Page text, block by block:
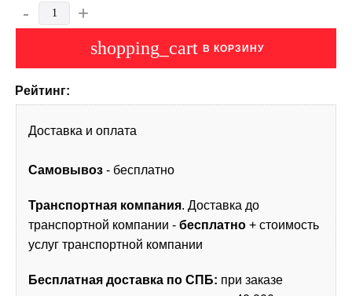
- +
shopping_cart В КОРЗИНУ
Рейтинг:
Доставка и оплата
Самовывоз - бесплатно
Транспортная компания. Доставка до
транспортной компании - бесплатно + стоимость
услуг транспортной компании
Бесплатная доставка по СПБ: при заказе